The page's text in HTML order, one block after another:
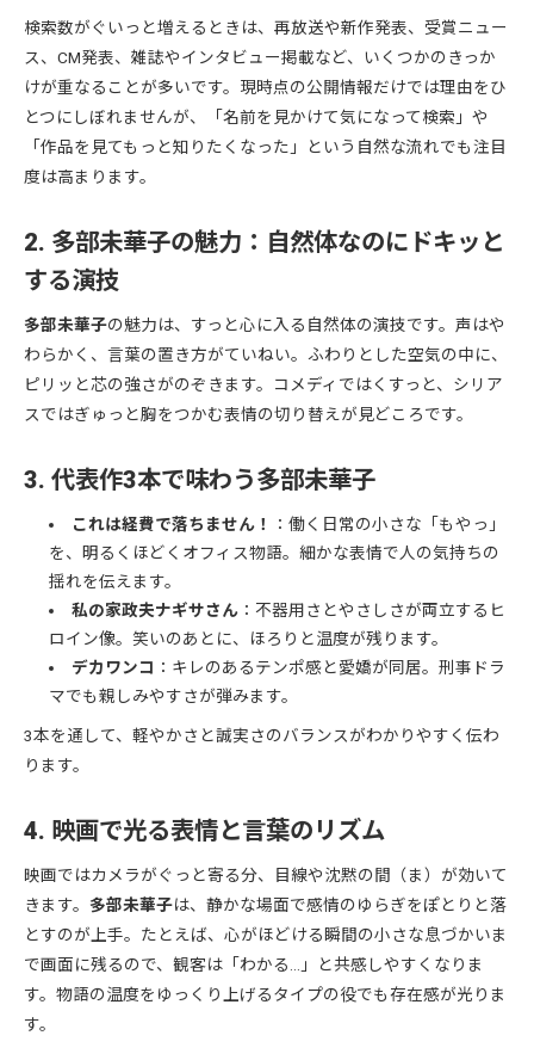
検索数がぐいっと増えるときは、再放送や新作発表、受賞ニュー
ス、CM発表、雑誌やインタビュー掲載など、いくつかのきっか
けが重なることが多いです。現時点の公開情報だけでは理由をひ
とつにしぼれませんが、「名前を見かけて気になって検索」や
「作品を見てもっと知りたくなった」という自然な流れでも注目
度は高まります。
2. 多部未華子の魅力：自然体なのにドキッと
する演技
多部未華子の魅力は、すっと心に入る自然体の演技です。声はや
わらかく、言葉の置き方がていねい。ふわりとした空気の中に、
ピリッと芯の強さがのぞきます。コメディではくすっと、シリア
スではぎゅっと胸をつかむ表情の切り替えが見どころです。
3. 代表作3本で味わう多部未華子
これは経費で落ちません！
：働く日常の小さな「もやっ」
を、明るくほどくオフィス物語。細かな表情で人の気持ちの
揺れを伝えます。
私の家政夫ナギサさん：不器用さとやさしさが両立するヒ
ロイン像。笑いのあとに、ほろりと温度が残ります。
デカワンコ ：キレのあるテンポ感と愛嬌が同居。刑事ドラ
マでも親しみやすさが弾みます。
3本を通して、軽やかさと誠実さのバランスがわかりやすく伝わ
ります。
4. 映画で光る表情と言葉のリズム
映画ではカメラがぐっと寄る分、目線や沈黙の間（ま）が効いて
きます。 多部未華子は、静かな場面で感情のゆらぎをぽとりと落
とすのが上手。たとえば、心がほどける瞬間の小さな息づかいま
で画面に残るので、観客は「わかる…」と共感しやすくなりま
す。物語の温度をゆっくり上げるタイプの役でも存在感が光りま
す。